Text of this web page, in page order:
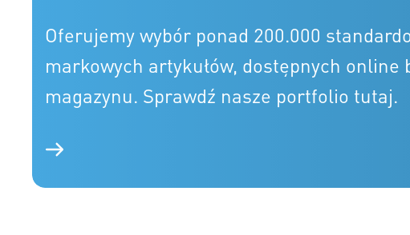
Oferujemy wybór ponad 200.000
markowych artykułów, dostępnych online
magazynu. Sprawdź nasze portfolio tutaj.